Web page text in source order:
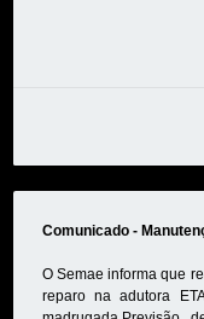
Comunicado -
O Semae informa que
reparo na adutora